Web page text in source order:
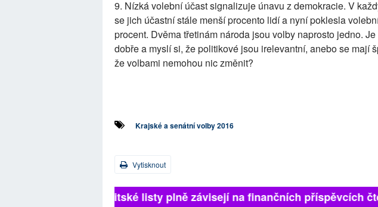
9. Nízká volební účast signalizuje únavu z demokracie. V
se jich účastní stále menší procento lidí a nyní poklesla
procent. Dvěma třetinám národa jsou volby naprosto jedno.
dobře a myslí si, že politikové jsou irelevantní, anebo se mají
že volbami nemohou nic změnit?
Krajské a senátní volby 2016
Vytisknout
Britské listy plně závisejí na finančních příspěvcích